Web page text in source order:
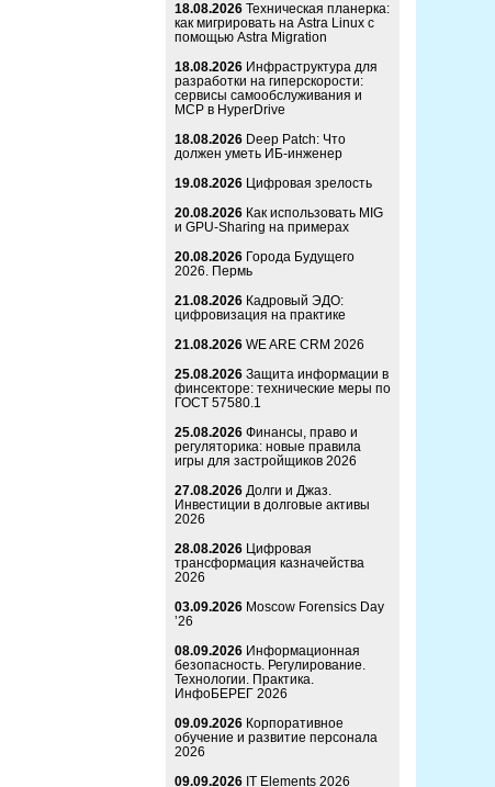
18.08.2026 Техническая планерка:
как мигрировать на Astra Linux с
помощью Astra Migration
18.08.2026 Инфраструктура для
разработки на гиперскорости:
сервисы самообслуживания и
MCP в HyperDrive
18.08.2026 Deep Patch: Что
должен уметь ИБ-инженер
19.08.2026 Цифровая зрелость
20.08.2026 Как использовать MIG
и GPU-Sharing на примерах
20.08.2026 Города Будущего
2026. Пермь
21.08.2026 Кадровый ЭДО:
цифровизация на практике
21.08.2026 WE ARE CRM 2026
25.08.2026 Защита информации в
финсекторе: технические меры по
ГОСТ 57580.1
25.08.2026 Финансы, право и
регуляторика: новые правила
игры для застройщиков 2026
27.08.2026 Долги и Джаз.
Инвестиции в долговые активы
2026
28.08.2026 Цифровая
трансформация казначейства
2026
03.09.2026 Moscow Forensics Day
’26
08.09.2026 Информационная
безопасность. Регулирование.
Технологии. Практика.
ИнфоБЕРЕГ 2026
09.09.2026 Корпоративное
обучение и развитие персонала
2026
09.09.2026 IT Elements 2026